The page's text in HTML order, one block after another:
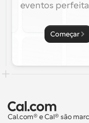
eventos
Começar
Cal.com® e Cal® são